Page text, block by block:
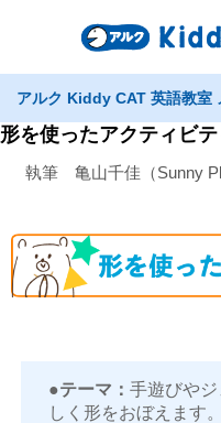
アルク Kiddy CAT 英語教室
形を使ったアクティビテ
執筆 亀山千佳（Sunny
●テーマ： 手遊びや
しく形をおぼえます。